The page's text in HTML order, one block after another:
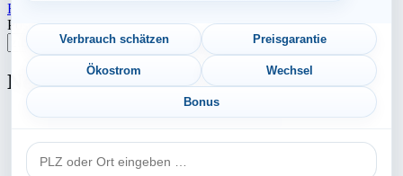
Read More
Postleitzahl eingeben
Suchen
Neu berechnet
Aktuelle Strompreise in 74249 Jagsthausen
Verbrauch schätzen Preisgarantie
Ökostrom Wechsel
Bonus
PLZ
oder